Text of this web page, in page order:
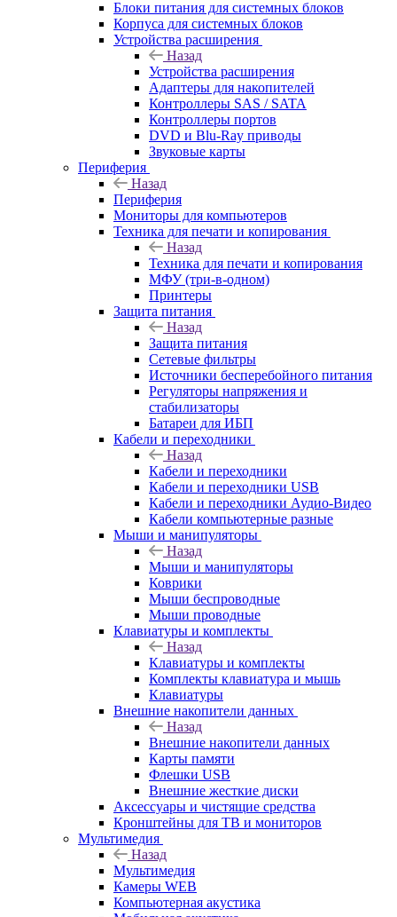
Блоки питания для системных блоков
Корпуса для системных блоков
Устройства расширения
Назад
Устройства расширения
Адаптеры для накопителей
Контроллеры SAS / SATA
Контроллеры портов
DVD и Blu-Ray приводы
Звуковые карты
Периферия
Назад
Периферия
Мониторы для компьютеров
Техника для печати и копирования
Назад
Техника для печати и копирования
МФУ (три-в-одном)
Принтеры
Защита питания
Назад
Защита питания
Сетевые фильтры
Источники бесперебойного питания
Регуляторы напряжения и
стабилизаторы
Батареи для ИБП
Кабели и переходники
Назад
Кабели и переходники
Кабели и переходники USB
Кабели и переходники Аудио-Видео
Кабели компьютерные разные
Мыши и манипуляторы
Назад
Мыши и манипуляторы
Коврики
Мыши беспроводные
Мыши проводные
Клавиатуры и комплекты
Назад
Клавиатуры и комплекты
Комплекты клавиатура и мышь
Клавиатуры
Внешние накопители данных
Назад
Внешние накопители данных
Карты памяти
Флешки USB
Внешние жесткие диски
Аксессуары и чистящие средства
Кронштейны для ТВ и мониторов
Мультимедия
Назад
Мультимедия
Камеры WEB
Компьютерная акустика